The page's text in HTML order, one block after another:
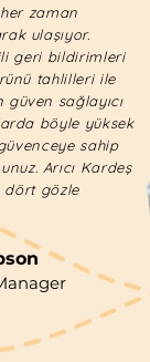
zaman
ulaşıyor.
geri bildirimleri
tahlilleri ile
sağlayıcı
böyle yüksek
sahip
Arıcı Kardeş
dört gözle